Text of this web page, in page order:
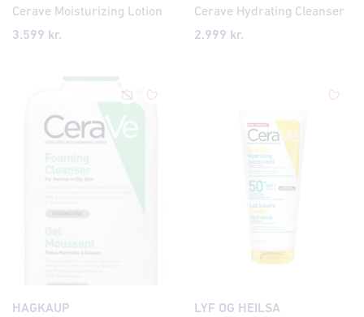
Cerave Moisturizing Lotion
3.599 kr.
Cerave Hydrating Cleanser
2.999 kr.
HAGKAUP
LYF OG HEILSA